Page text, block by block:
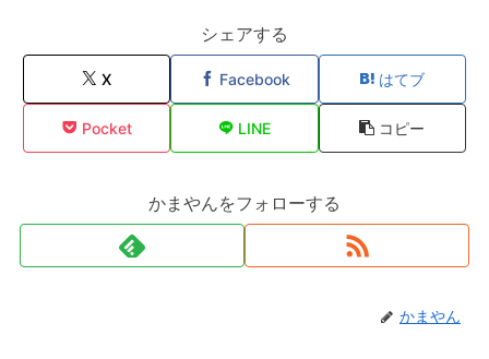
シェアする
X Facebook はてブ
Pocket LINE コピー
かまやんをフォローする
かまやん